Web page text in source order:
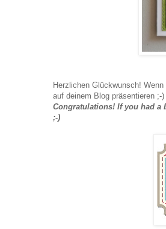
Herzlichen Glückwunsch!
auf deinem Blog präsentieren ;-)
Congratulations! If you had
;-)